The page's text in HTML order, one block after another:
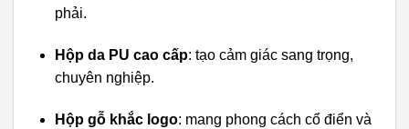
phải.
Hộp da PU cao cấp: tạo cảm giác sang trọng,
chuyên nghiệp.
Hộp gỗ khắc logo: mang phong cách cổ điển và